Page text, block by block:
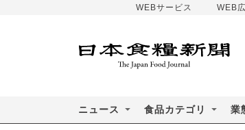
WEBサービス WEB
ニュース 食品カテゴリ 業